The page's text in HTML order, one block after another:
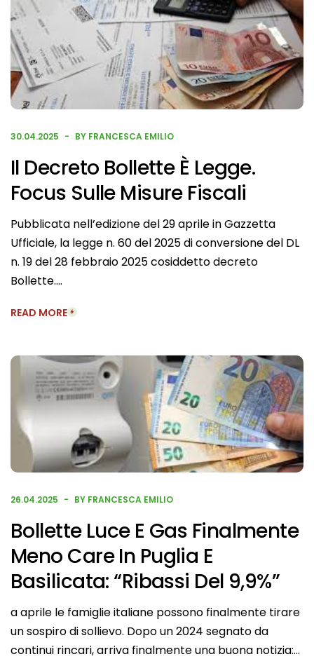
30.04.2025 BY FRANCESCA EMILIO
Il Decreto Bollette È Legge.
Focus Sulle Misure Fiscali
Pubblicata nell’edizione del 29 aprile in Gazzetta
Ufficiale, la legge n. 60 del 2025 di conversione del DL
n. 19 del 28 febbraio 2025 cosiddetto decreto
Bollette….
READ MORE
26.04.2025 BY FRANCESCA EMILIO
Bollette Luce E Gas Finalmente
Meno Care In Puglia E
Basilicata: “Ribassi Del 9,9%”
a aprile le famiglie italiane possono finalmente tirare
un sospiro di sollievo. Dopo un 2024 segnato da
continui rincari, arriva finalmente una buona notizia:…